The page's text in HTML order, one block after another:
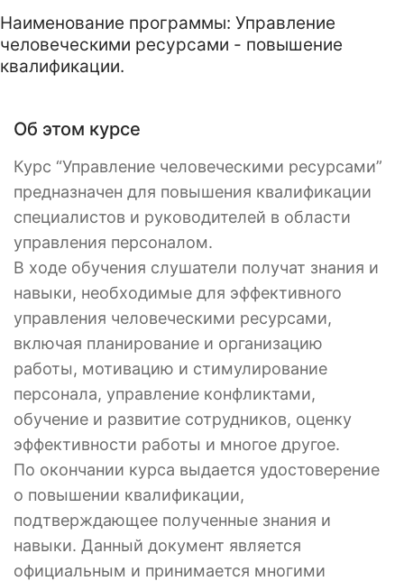
Наименование программы: Управление
человеческими ресурсами - повышение
квалификации.
Об этом курсе
Курс “Управление человеческими ресурсами”
предназначен для повышения квалификации
специалистов и руководителей в области
управления персоналом.
В ходе обучения слушатели получат знания и
навыки, необходимые для эффективного
управления человеческими ресурсами,
включая планирование и организацию
работы, мотивацию и стимулирование
персонала, управление конфликтами,
обучение и развитие сотрудников, оценку
эффективности работы и многое другое.
По окончании курса выдается удостоверение
о повышении квалификации,
подтверждающее полученные знания и
навыки. Данный документ является
официальным и принимается многими